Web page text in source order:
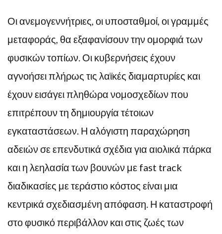
Οι ανεμογεννήτριες, οι υποσταθμοί, οι γραμμές
μεταφοράς, θα εξαφανίσουν την ομορφιά των
φυσικών τοπίων. Οι κυβερνήσεις έχουν
αγνοήσει πλήρως τις λαϊκές διαμαρτυρίες και
έχουν εισάγει πληθώρα νομοσχεδίων που
επιτρέπουν τη δημιουργία τέτοιων
εγκαταστάσεων. Η αλόγιστη παραχώρηση
αδειών σε επενδυτικά σχέδια για αιολικά πάρκα
και η λεηλασία των βουνών με fast track
διαδικασίες με τεράστιο κόστος είναι μια
κεντρικά σχεδιασμένη απόφαση. Η καταστροφή
στο φυσικό περιβάλλον και στις ζωές των